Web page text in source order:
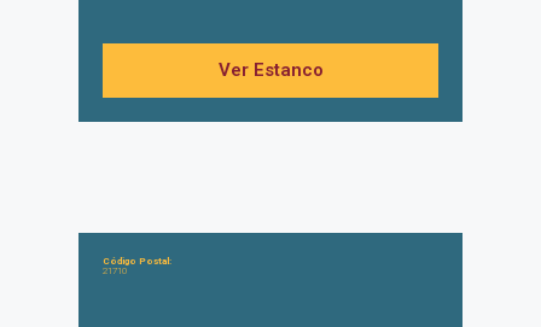
Ver Estanco
Código Postal:
21710